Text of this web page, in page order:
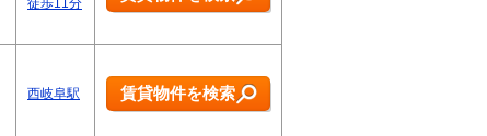
徒歩11分
西岐阜駅 賃貸物件を検索